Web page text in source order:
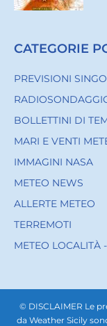
CATEGORIE
PREVISIONI
BOLLETTINI DI
MARI E VENTI
IMMAGINI NASA
METEO NEWS
ALLERTE METEO
TERREMOTI
METEO LOCALITÀ
© DISCLAIMER Le
da Weather Sicily